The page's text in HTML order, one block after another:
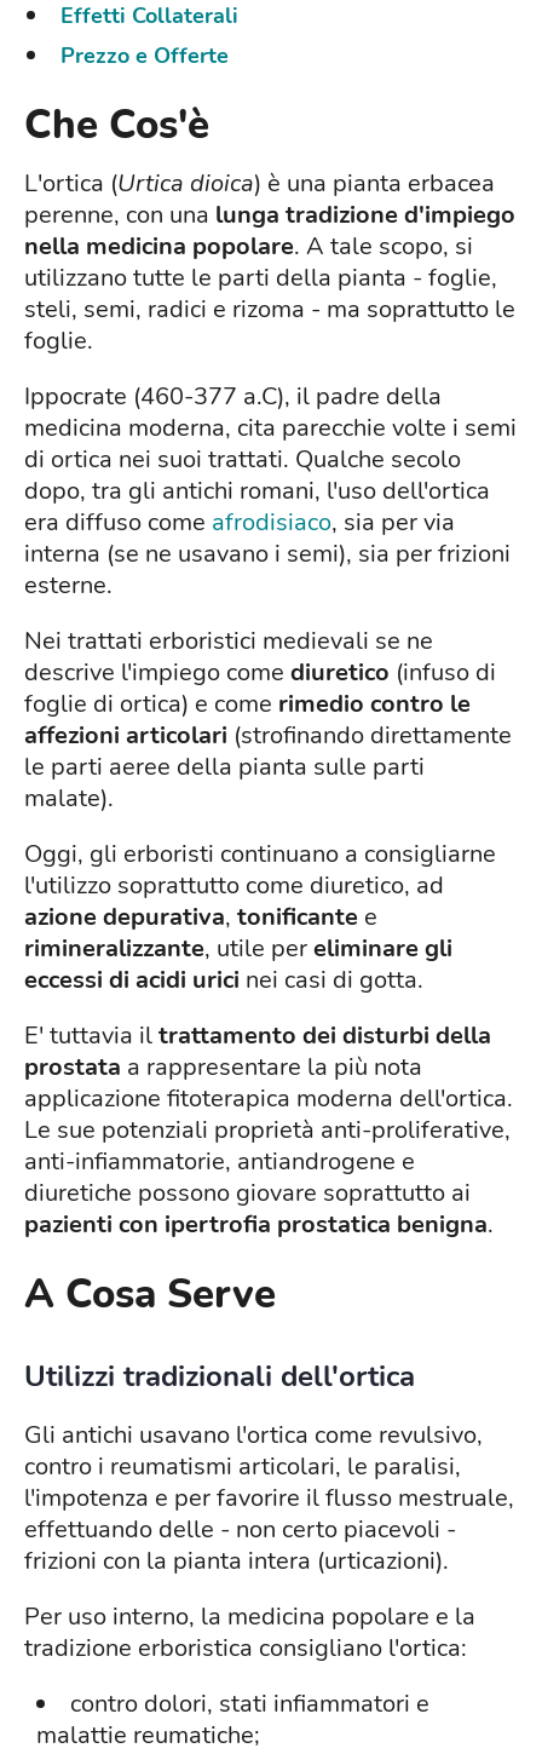
Effetti Collaterali
Prezzo e Offerte
Che Cos'è
L'ortica (Urtica dioica) è una pianta erbacea
perenne, con una lunga tradizione d'impiego
nella medicina popolare. A tale scopo, si
utilizzano tutte le parti della pianta - foglie,
steli, semi, radici e rizoma - ma soprattutto le
foglie.
Ippocrate (460-377 a.C), il padre della
medicina moderna, cita parecchie volte i semi
di ortica nei suoi trattati. Qualche secolo
dopo, tra gli antichi romani, l'uso dell'ortica
era diffuso come afrodisiaco, sia per via
interna (se ne usavano i semi), sia per frizioni
esterne.
Nei trattati erboristici medievali se ne
descrive l'impiego come diuretico (infuso di
foglie di ortica) e come rimedio contro le
affezioni articolari (strofinando direttamente
le parti aeree della pianta sulle parti
malate).
Oggi, gli erboristi continuano a consigliarne
l'utilizzo soprattutto come diuretico, ad
azione depurativa, tonificante e
rimineralizzante, utile pereliminare gli
eccessi di acidi urici nei casi di gotta.
E' tuttavia iltrattamento dei disturbi della
prostata a rappresentare la più nota
applicazione fitoterapica moderna dell'ortica.
Le sue potenziali proprietà anti-proliferative,
anti-infiammatorie, antiandrogene e
diuretiche possono giovare soprattutto ai
pazienti con ipertrofia prostatica benigna.
A Cosa Serve
Utilizzi tradizionali dell'ortica
Gli antichi usavano l'ortica come revulsivo,
contro i reumatismi articolari, le paralisi,
l'impotenza e per favorire il flusso mestruale,
effettuando delle - non certo piacevoli -
frizioni con la pianta intera (urticazioni).
Per uso interno, la medicina popolare e la
tradizione erboristica consigliano l'ortica:
contro dolori, stati infiammatori e
malattie reumatiche;